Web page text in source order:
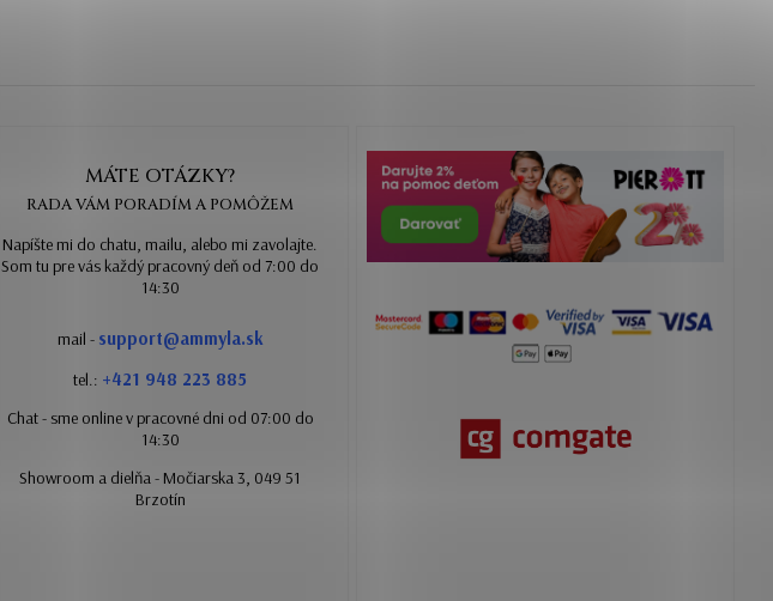
MÁTE OTÁZKY?
RADA VÁM PORADÍM A POMÔŽEM
Napíšte mi do chatu, mailu, alebo mi zavolajte.
Som tu pre vás každý pracovný deň od 7:00 do
14:30
mail - support@ammyla.sk
tel.: +421 948 223 885
Chat - sme online v pracovné dni od 07:00 do
14:30
Showroom a dielňa - Močiarska 3, 049 51
Brzotín